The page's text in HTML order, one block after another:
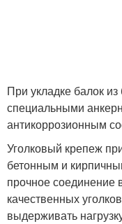
При укладке балок
специальными
антикоррозионным
Уголковый крепеж
бетонным и
прочное соединение
качественных
выдерживать